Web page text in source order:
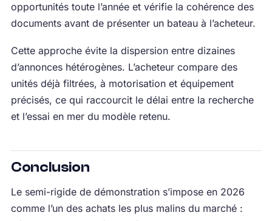
opportunités toute l’année et vérifie la cohérence des
documents avant de présenter un bateau à l’acheteur.
Cette approche évite la dispersion entre dizaines
d’annonces hétérogènes. L’acheteur compare des
unités déjà filtrées, à motorisation et équipement
précisés, ce qui raccourcit le délai entre la recherche
et l’essai en mer du modèle retenu.
Conclusion
Le semi-rigide de démonstration s’impose en 2026
comme l’un des achats les plus malins du marché :